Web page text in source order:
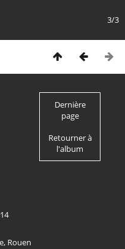
3/3
Dernière
page
Retourner à
l'album
, Rouen